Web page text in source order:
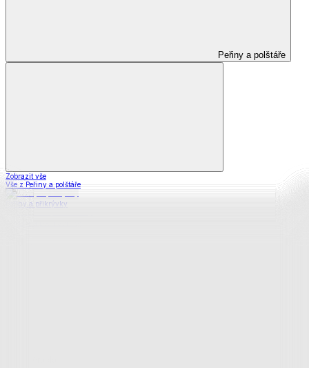
Peřiny a polštáře
Zobrazit vše
Vše z Peřiny a polštáře
Peřiny a přikrývky